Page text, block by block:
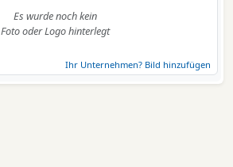
Es wurde noch kein
Foto oder Logo hinterlegt
Ihr Unternehmen? Bild hinzufügen